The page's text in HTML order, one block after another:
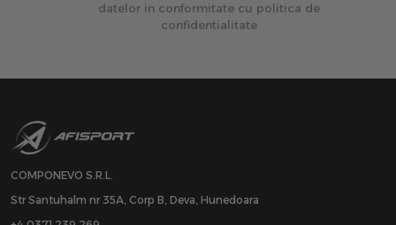
datelor in conformitate cu politica de
confidentialitate
COMPONEVO S.R.L.
Str Santuhalm nr 35A, Corp B, Deva, Hunedoara